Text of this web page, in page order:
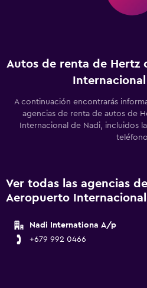
Autos de renta de Hertz
A continuación encontrarás
agencias de renta de autos de
Internacional de Nadi, incluidos
teléfono
Ver todas las agencias
Aeropuerto
Nadi Internationa A/p
+679 992 0466